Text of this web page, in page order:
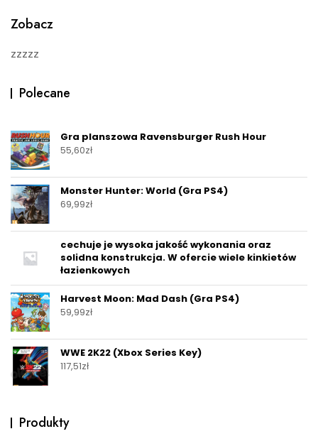
Zobacz
zzzzz
Polecane
Gra planszowa Ravensburger Rush Hour
55,60zł
Monster Hunter: World (Gra PS4)
69,99zł
cechuje je wysoka jakość wykonania oraz
solidna konstrukcja. W ofercie wiele kinkietów
łazienkowych
Harvest Moon: Mad Dash (Gra PS4)
59,99zł
WWE 2K22 (Xbox Series Key)
117,51zł
Produkty